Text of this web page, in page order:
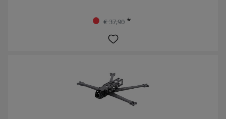
€ 37,90 *